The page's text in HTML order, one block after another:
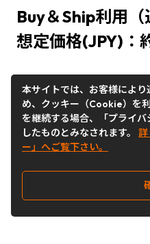
Buy＆Ship利用（
想定価格(JPY)：
現地通貨価格：
他社参考価格：
※2026年2月16日
本サイトでは、お客様によ
め、クッキー（Cookie）を
を継続する場合、「プライ
したものとみなされます。 詳
ー」へご覧下さい。